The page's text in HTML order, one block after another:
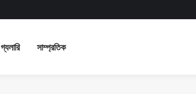
গ্যলারি সাম্প্রতিক
লেখালেখি গ্যলারি সাম্প্রতিক